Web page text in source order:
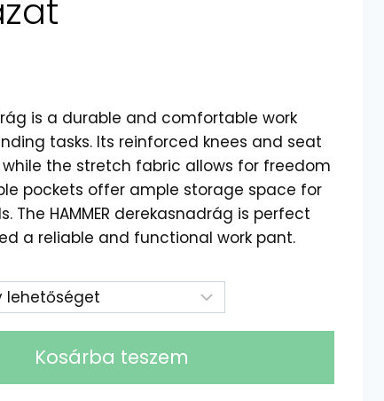
is a durable and comfortable work
tasks. Its reinforced knees and seat
the stretch fabric allows for freedom
pockets offer ample storage space for
The HAMMER derekasnadrág is perfect
a reliable and functional work pant.
Kosárba teszem